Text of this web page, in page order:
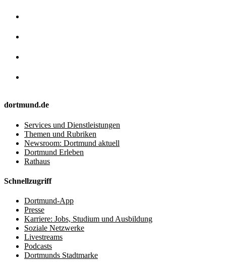
dortmund.de
Services und Dienstleistungen
Themen und Rubriken
Newsroom: Dortmund aktuell
Dortmund Erleben
Rathaus
Schnellzugriff
Dortmund-App
Presse
Karriere: Jobs, Studium und Ausbildung
Soziale Netzwerke
Livestreams
Podcasts
Dortmunds Stadtmarke